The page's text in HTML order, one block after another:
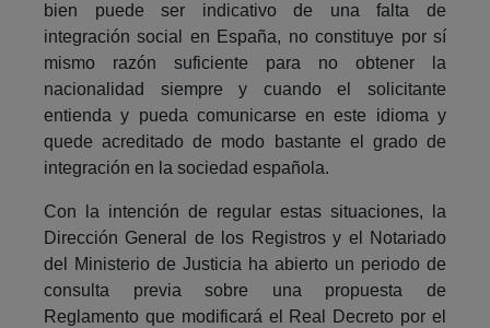
bien puede ser indicativo de una falta de
integración social en España, no constituye por sí
mismo razón suficiente para no obtener la
nacionalidad siempre y cuando el solicitante
entienda y pueda comunicarse en este idioma y
quede acreditado de modo bastante el grado de
integración en la sociedad española.
Con la intención de regular estas situaciones, la
Dirección General de los Registros y el Notariado
del Ministerio de Justicia ha abierto un periodo de
consulta previa sobre una propuesta de
Reglamento que modificará el Real Decreto por el